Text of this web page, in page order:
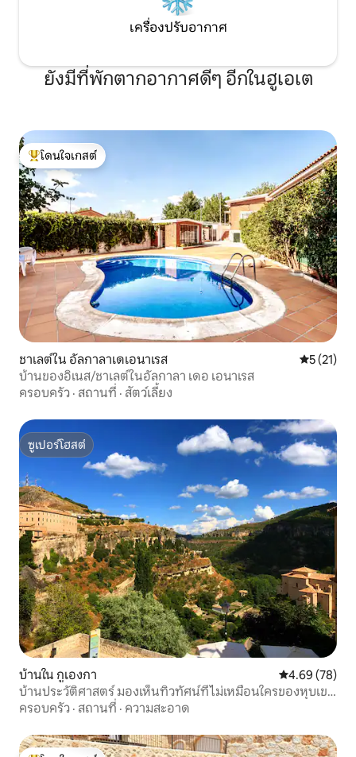
เครื่องปรับอากาศ
ยังมีที่พักตากอากาศดีๆ อีกในฮูเอเต
โดนใจเกสต์ที่สุด
โดนใจเกสต์
ชาเลต์ใน อัลกาลาเดเอนาเรส คะแนนเฉลี่
5 (21)
บ้านของอิเนส/ชาเลต์ในอัลกาลา เดอ เอนาเรส
ครอบครัว · สถานที่ · สัตว์เลี้ยง
ซูเปอร์โฮสต์
ซูเปอร์โฮสต์
บ้านใน กูเองกา คะแนนเฉลี่ย
4.69 (78)
บ้านประวัติศาสตร์ มองเห็นทิวทัศน์ที่ไม่เหมือนใครของหุบเขา
แห่งฮูเอการ์
ครอบครัว · สถานที่ · ความสะอาด